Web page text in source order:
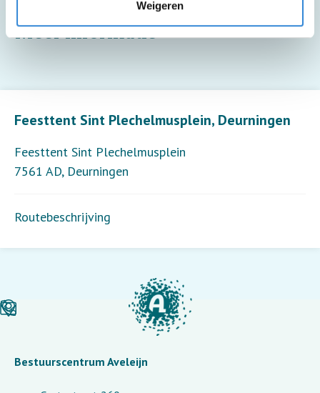
Weigeren
Feesttent Sint Plechelmusplein, Deurningen
Feesttent Sint Plechelmusplein
7561 AD, Deurningen
Routebeschrijving
Meer informatie
Bestuurscentrum Aveleijn